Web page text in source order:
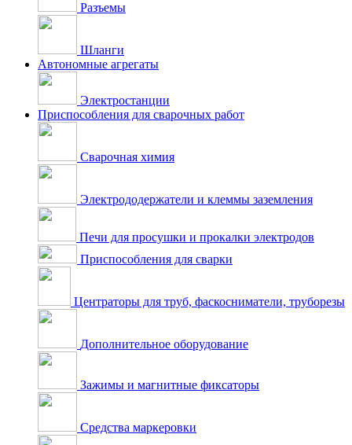
Разъемы
Шланги
Автономные агрегаты
Электростанции
Приспособления для сварочных работ
Сварочная химия
Электрододержатели и клеммы заземления
Печи для просушки и прокалки электродов
Приспособления для сварки
Центраторы для труб, фаскосниматели, труборезы
Дополнительное оборудование
Зажимы и магнитные фиксаторы
Средства маркеровки